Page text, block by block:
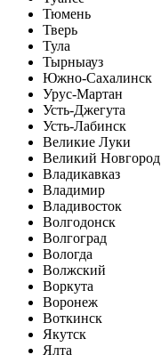
Тюмень
Тверь
Тула
Тырныауз
Южно-Сахалинск
Урус-Мартан
Усть-Джегута
Усть-Лабинск
Великие Луки
Великий Новгород
Владикавказ
Владимир
Владивосток
Волгодонск
Волгоград
Вологда
Волжский
Воркута
Воронеж
Воткинск
Якутск
Ялта